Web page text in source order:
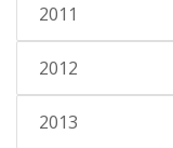
2011
2012
2013